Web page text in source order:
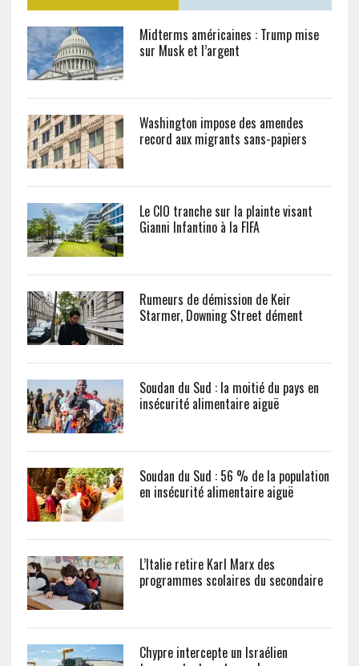
Midterms américaines : Trump mise
sur Musk et l’argent
Washington impose des amendes
record aux migrants sans-papiers
Le CIO tranche sur la plainte visant
Gianni Infantino à la FIFA
Rumeurs de démission de Keir
Starmer, Downing Street dément
Soudan du Sud : la moitié du pays en
insécurité alimentaire aiguë
Soudan du Sud : 56 % de la population
en insécurité alimentaire aiguë
L’Italie retire Karl Marx des
programmes scolaires du secondaire
Chypre intercepte un Israélien